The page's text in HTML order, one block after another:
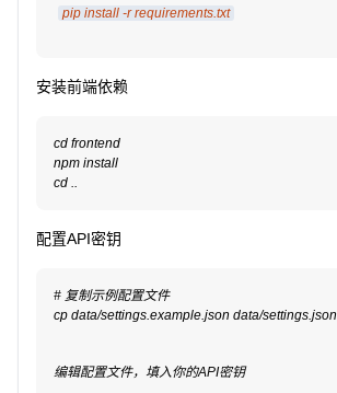
pip install -r requirements.txt
安装前端依赖
cd frontend
npm install
cd ..
配置API密钥
# 复制示例配置文件
cp data/settings.example.json data/settings.json
编辑配置文件，填入你的API密钥